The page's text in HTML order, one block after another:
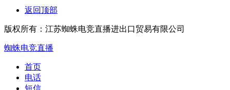
返回顶部
版权所有：江苏蜘蛛电竞直播进出口贸易有限公司
蜘蛛电竞直播
首页
电话
短信